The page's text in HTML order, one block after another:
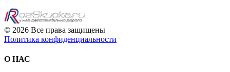
© 2026 Все права защищены
Политика конфиденциальности
О НАС